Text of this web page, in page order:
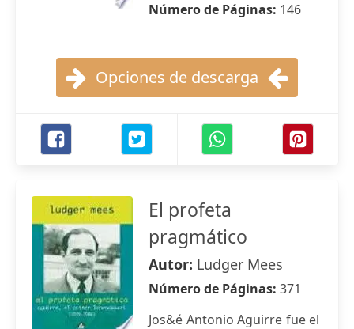
Número de Páginas: 146
Opciones de descarga
El profeta
pragmático
Autor: Ludger Mees
Número de Páginas: 371
Jos&é Antonio Aguirre fue el